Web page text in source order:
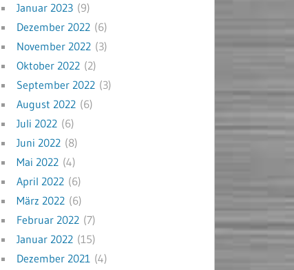
Januar 2023 (9)
Dezember 2022 (6)
November 2022 (3)
Oktober 2022 (2)
September 2022 (3)
August 2022 (6)
Juli 2022 (6)
Juni 2022 (8)
Mai 2022 (4)
April 2022 (6)
März 2022 (6)
Februar 2022 (7)
Januar 2022 (15)
Dezember 2021 (4)